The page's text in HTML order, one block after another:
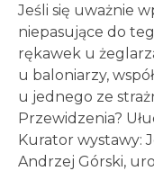
Jeśli się uważnie
niepasujące do
rękawek u
u baloniarzy,
u jednego ze
Przewidzenia?
Kurator wystawy:
Andrzej Górski,